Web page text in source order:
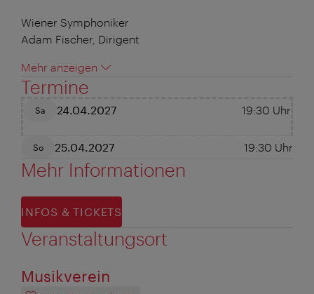
Wiener Symphoniker
Adam Fischer, Dirigent
Mehr anzeigen
Termine
Sa 24.04.2027 19:30 Uhr
So 25.04.2027 19:30 Uhr
Mehr Informationen
INFOS & TICKETS
Veranstaltungsort
Musikverein